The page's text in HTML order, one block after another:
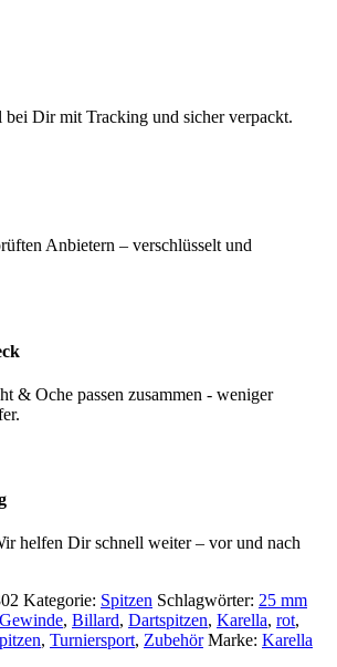
bei Dir mit Tracking und sicher verpackt.
Anbietern – verschlüsselt und
& Oche passen zusammen - weniger
helfen Dir schnell weiter – vor und nach
Kategorie: Spitzen Schlagwörter: 25 mm
, Billard, Dartspitzen, Karella, rot,
, Turniersport, Zubehör Marke: Karella